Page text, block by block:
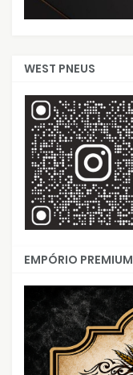
WEST PNEUS
EMPÓRIO PREMIUM